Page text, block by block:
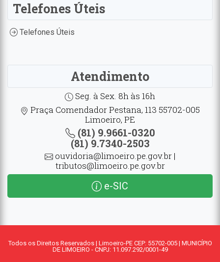
Telefones Úteis
Telefones Úteis
Atendimento
Seg. à Sex. 8h às 16h
Praça Comendador Pestana, 113 55702-005
Limoeiro, PE
(81) 9.9661-0320
(81) 9.7340-2503
ouvidoria@limoeiro.pe.gov.br |
tributos@limoeiro.pe.gov.br
e-SIC
Todos os Direitos Reservados | Limoeiro-PE CEP: 55702-005 | MUNICÍPIO
DE LIMOEIRO - CNPJ: 11.097.292/0001-49